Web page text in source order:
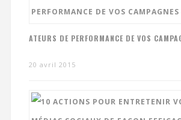
ATEURS DE PERFORMANCE DE VOS
20 avril 2015